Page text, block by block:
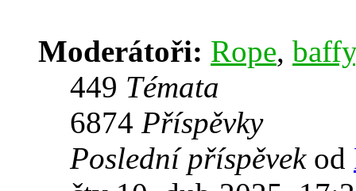
Moderátoři: Rope, baffy
449 Témata
6874 Příspěvky
Poslední příspěvekod